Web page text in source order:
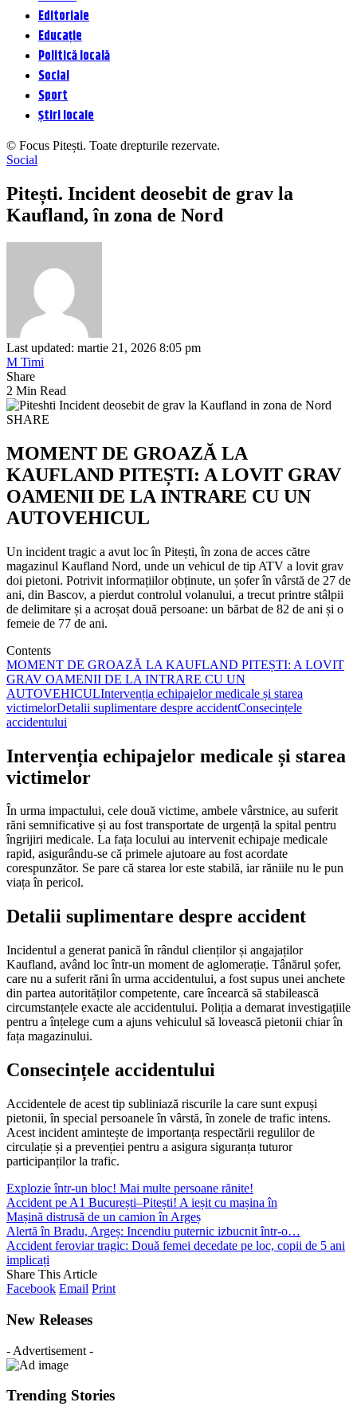
Editoriale
Educație
Politică locală
Social
Sport
Știri locale
© Focus Pitești. Toate drepturile rezervate.
Social
Pitești. Incident deosebit de grav la
Kaufland, în zona de Nord
Last updated: martie 21, 2026 8:05 pm
M Timi
Share
2 Min Read
SHARE
MOMENT DE GROAZĂ LA
KAUFLAND PITEȘTI: A LOVIT GRAV
OAMENII DE LA INTRARE CU UN
AUTOVEHICUL
Un incident tragic a avut loc în Pitești, în zona de acces către
magazinul Kaufland Nord, unde un vehicul de tip ATV a lovit grav
doi pietoni. Potrivit informațiilor obținute, un șofer în vârstă de 27 de
ani, din Bascov, a pierdut controlul volanului, a trecut printre stâlpii
de delimitare și a acroșat două persoane: un bărbat de 82 de ani și o
femeie de 77 de ani.
Contents
MOMENT DE GROAZĂ LA KAUFLAND PITEȘTI: A LOVIT
GRAV OAMENII DE LA INTRARE CU UN
AUTOVEHICULIntervenția echipajelor medicale și starea
victimelorDetalii suplimentare despre accidentConsecințele
accidentului
Intervenția echipajelor medicale și starea
victimelor
În urma impactului, cele două victime, ambele vârstnice, au suferit
răni semnificative și au fost transportate de urgență la spital pentru
îngrijiri medicale. La fața locului au intervenit echipaje medicale
rapid, asigurându-se că primele ajutoare au fost acordate
corespunzător. Se pare că starea lor este stabilă, iar răniile nu le pun
viața în pericol.
Detalii suplimentare despre accident
Incidentul a generat panică în rândul clienților și angajaților
Kaufland, având loc într-un moment de aglomerație. Tânărul șofer,
care nu a suferit răni în urma accidentului, a fost supus unei anchete
din partea autorităților competente, care încearcă să stabilească
circumstanțele exacte ale accidentului. Poliția a demarat investigațiile
pentru a înțelege cum a ajuns vehiculul să lovească pietonii chiar în
fața magazinului.
Consecințele accidentului
Accidentele de acest tip subliniază riscurile la care sunt expuși
pietonii, în special persoanele în vârstă, în zonele de trafic intens.
Acest incident amintește de importanța respectării regulilor de
circulație și a prevenției pentru a asigura siguranța tuturor
participanților la trafic.
Explozie într-un bloc! Mai multe persoane rănite!
Accident pe A1 București–Pitești! A ieșit cu mașina în
Mașină distrusă de un camion în Argeș
Alertă în Bradu, Argeș: Incendiu puternic izbucnit într-o…
Accident feroviar tragic: Două femei decedate pe loc, copii de 5 ani
implicați
Share This Article
Facebook Email Print
New Releases
- Advertisement -
Trending Stories